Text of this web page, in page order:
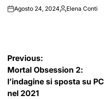
onAgosto 24, 2024Posted
Elena Conti
Navigazione
articoli
Previous:
Mortal Obsession 2:
l’indagine si sposta su PC
nel 2021